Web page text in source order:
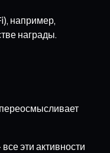
например,
награды.
эти активности